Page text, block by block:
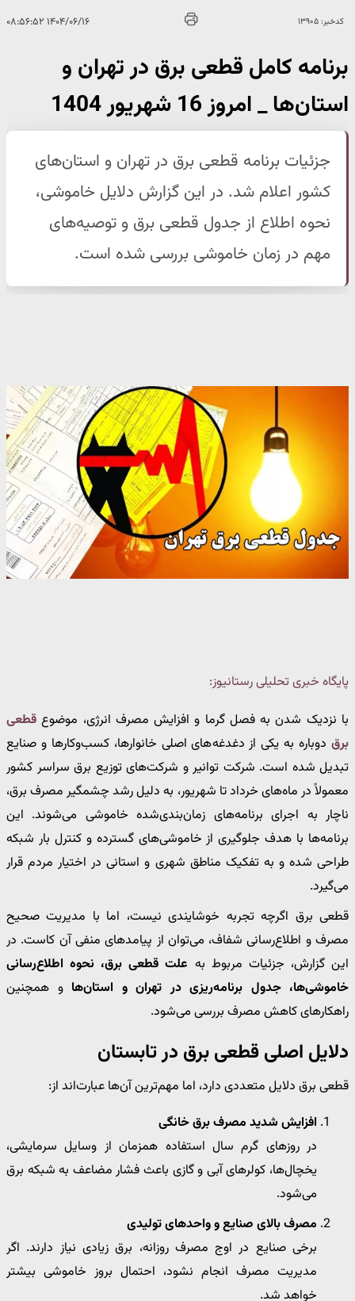
کدخبر: ۱۳۹۰۵ ۱۴۰۴/۰۶/۱۶ ۰۸:۵۶:۵۲
برنامه کامل قطعی برق در تهران و
استان‌ها _ امروز 16 شهریور 1404
جزئیات برنامه قطعی برق در تهران و استان‌های
کشور اعلام شد. در این گزارش دلایل خاموشی،
نحوه اطلاع از جدول قطعی برق و توصیه‌های
مهم در زمان خاموشی بررسی شده است.
پایگاه خبری تحلیلی رستانیوز:
با نزدیک شدن به فصل گرما و افزایش مصرف انرژی، موضوع قطعی
برق دوباره به یکی از دغدغه‌های اصلی خانوارها، کسب‌وکارها و صنایع
تبدیل شده است. شرکت توانیر و شرکت‌های توزیع برق سراسر کشور
معمولاً در ماه‌های خرداد تا شهریور، به دلیل رشد چشمگیر مصرف برق،
ناچار به اجرای برنامه‌های زمان‌بندی‌شده خاموشی می‌شوند. این
برنامه‌ها با هدف جلوگیری از خاموشی‌های گسترده و کنترل بار شبکه
طراحی شده و به تفکیک مناطق شهری و استانی در اختیار مردم قرار
می‌گیرد.
قطعی برق اگرچه تجربه خوشایندی نیست، اما با مدیریت صحیح
مصرف و اطلاع‌رسانی شفاف، می‌توان از پیامدهای منفی آن کاست. در
این گزارش، جزئیات مربوط به علت قطعی برق، نحوه اطلاع‌رسانی
خاموشی‌ها، جدول برنامه‌ریزی در تهران و استان‌ها و همچنین
راهکارهای کاهش مصرف بررسی می‌شود.
دلایل اصلی قطعی برق در تابستان
قطعی برق دلایل متعددی دارد، اما مهم‌ترین آن‌ها عبارت‌اند از:
افزایش شدید مصرف برق خانگی
در روزهای گرم سال استفاده همزمان از وسایل سرمایشی،
یخچال‌ها، کولرهای آبی و گازی باعث فشار مضاعف به شبکه برق
می‌شود.
مصرف بالای صنایع و واحدهای تولیدی
برخی صنایع در اوج مصرف روزانه، برق زیادی نیاز دارند. اگر
مدیریت مصرف انجام نشود، احتمال بروز خاموشی بیشتر
خواهد شد.